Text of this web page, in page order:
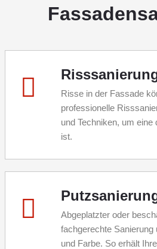
Risse in der Fassade
professionelle
und Techniken, um
ist.
Abgeplatzter oder
fachgerechte
und Farbe. So erhält